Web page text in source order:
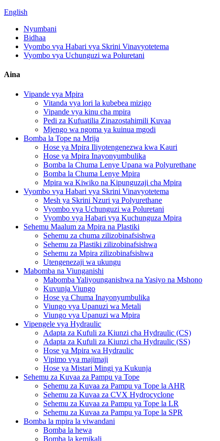
English
Nyumbani
Bidhaa
Vyombo vya Habari vya Skrini Vinavyotetema
Vyombo vya Uchunguzi wa Poluretani
Aina
Vipande vya Mpira
Vitanda vya lori la kubebea mizigo
Vipande vya kinu cha mpira
Pedi za Kufuatilia Zinazostahimili Kuvaa
Mjengo wa ngoma ya kuinua mgodi
Bomba la Tope na Mrija
Hose ya Mpira Iliyotengenezwa kwa Kauri
Hose ya Mpira Inayonyumbulika
Bomba la Chuma Lenye Upana wa Polyurethane
Bomba la Chuma Lenye Mpira
Mpira wa Kiwiko na Kipunguzaji cha Mpira
Vyombo vya Habari vya Skrini Vinavyotetema
Mesh ya Skrini Nzuri ya Polyurethane
Vyombo vya Uchunguzi wa Poluretani
Vyombo vya Habari vya Kuchunguza Mpira
Sehemu Maalum za Mpira na Plastiki
Sehemu za chuma zilizobinafsishwa
Sehemu za Plastiki zilizobinafsishwa
Sehemu za Mpira zilizobinafsishwa
Utengenezaji wa ukungu
Mabomba na Viunganishi
Mabomba Yaliyounganishwa na Yasiyo na Mshono
Kuvunja Viungo
Hose ya Chuma Inayonyumbulika
Viungo vya Upanuzi wa Metali
Viungo vya Upanuzi wa Mpira
Vipengele vya Hydraulic
Adapta za Kufuli za Kiunzi cha Hydraulic (CS)
Adapta za Kufuli za Kiunzi cha Hydraulic (SS)
Hose ya Mpira wa Hydraulic
Vipimo vya majimaji
Hose ya Mistari Mingi ya Kukunja
Sehemu za Kuvaa za Pampu ya Tope
Sehemu za Kuvaa za Pampu ya Tope la AHR
Sehemu za Kuvaa za CVX Hydrocyclone
Sehemu za Kuvaa za Pampu ya Tope la LR
Sehemu za Kuvaa za Pampu ya Tope la SPR
Bomba la mpira la viwandani
Bomba la hewa
Bomba la kemikali